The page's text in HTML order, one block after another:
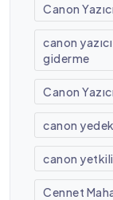
Canon
canon
giderme
Canon
canon
canon
Cennet